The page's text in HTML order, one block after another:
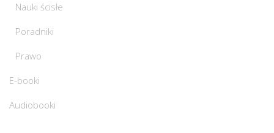
Nauki ścisłe
Poradniki
Prawo
E-booki
Audiobooki